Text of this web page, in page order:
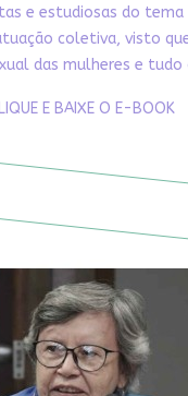
e estudiosas do
coletiva, visto
das mulheres e
E BAIXE O E-BOOK